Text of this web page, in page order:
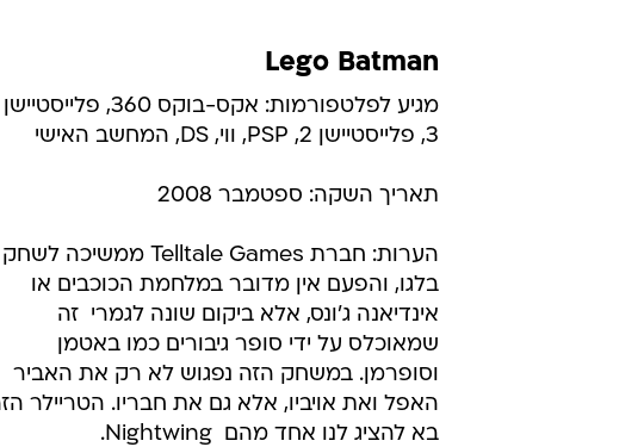
Lego Batman
מגיע לפלטפורמות: אקס-בוקס 360, פלייסטיישן
3, פלייסטיישן 2, PSP, ווי, DS, המחשב האישי
תאריך השקה: ספטמבר 2008
הערות: חברת Telltale Games ממשיכה לשחק
בלגו, והפעם אין מדובר במלחמת הכוכבים או
אינדיאנה ג'ונס, אלא ביקום שונה לגמרי  זה
שמאוכלס על ידי סופר גיבורים כמו באטמן
וסופרמן. במשחק הזה נפגוש לא רק את האביר
האפל ואת אויביו, אלא גם את חבריו. הטריילר
בא להציג לנו אחד מהם  Nightwing.